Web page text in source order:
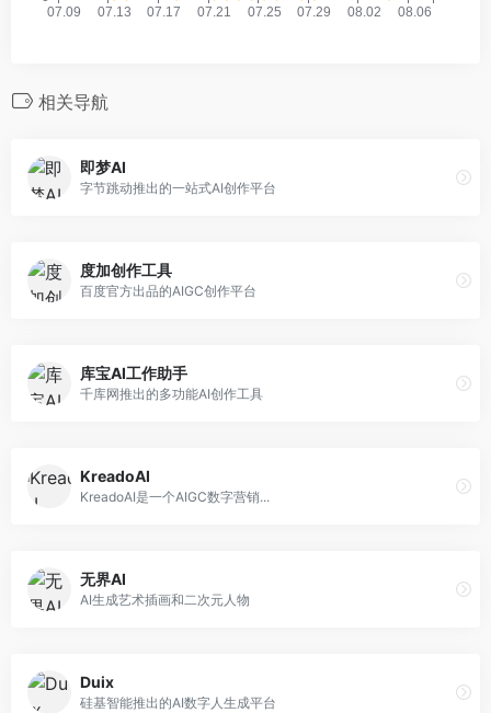
相关导航
即梦AI
字节跳动推出的一站式AI创作平台
度加创作工具
百度官方出品的AIGC创作平台
库宝AI工作助手
千库网推出的多功能AI创作工具
KreadoAI
KreadoAI是一个AIGC数字营销...
无界AI
AI生成艺术插画和二次元人物
Duix
硅基智能推出的AI数字人生成平台